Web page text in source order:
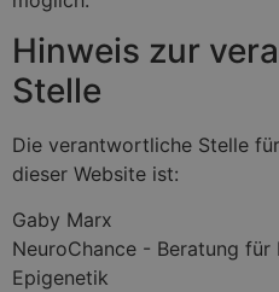
Hinweis zur
Stelle
Die verantwortliche Stelle
dieser Website ist:
Gaby Marx
NeuroChance - Beratung für
Epigenetik